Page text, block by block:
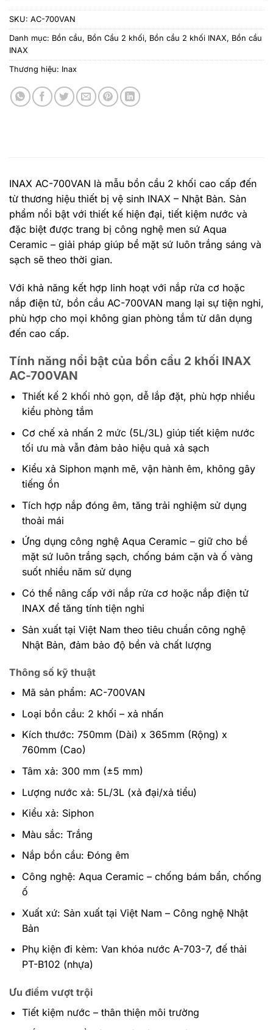
SKU: AC-700VAN
Danh mục: Bồn cầu, Bồn Cầu 2 khối, Bồn cầu 2 khối INAX, Bồn cầu
INAX
Thương hiệu: Inax
INAX AC-700VAN là mẫu bồn cầu 2 khối cao cấp đến
từ thương hiệu thiết bị vệ sinh INAX – Nhật Bản. Sản
phẩm nổi bật với thiết kế hiện đại, tiết kiệm nước và
đặc biệt được trang bị công nghệ men sứ Aqua
Ceramic – giải pháp giúp bề mặt sứ luôn trắng sáng và
sạch sẽ theo thời gian.
Với khả năng kết hợp linh hoạt với nắp rửa cơ hoặc
nắp điện tử, bồn cầu AC-700VAN mang lại sự tiện nghi,
phù hợp cho mọi không gian phòng tắm từ dân dụng
đến cao cấp.
Tính năng nổi bật của bồn cầu 2 khối INAX
AC-700VAN
Thiết kế 2 khối nhỏ gọn, dễ lắp đặt, phù hợp nhiều
kiểu phòng tắm
Cơ chế xả nhấn 2 mức (5L/3L) giúp tiết kiệm nước
tối ưu mà vẫn đảm bảo hiệu quả xả sạch
Kiểu xả Siphon mạnh mẽ, vận hành êm, không gây
tiếng ồn
Tích hợp nắp đóng êm, tăng trải nghiệm sử dụng
thoải mái
Ứng dụng công nghệ Aqua Ceramic – giữ cho bề
mặt sứ luôn trắng sạch, chống bám cặn và ố vàng
suốt nhiều năm sử dụng
Có thể nâng cấp với nắp rửa cơ hoặc nắp điện tử
INAX để tăng tính tiện nghi
Sản xuất tại Việt Nam theo tiêu chuẩn công nghệ
Nhật Bản, đảm bảo độ bền và chất lượng
Thông số kỹ thuật
Mã sản phẩm: AC-700VAN
Loại bồn cầu: 2 khối – xả nhấn
Kích thước: 750mm (Dài) x 365mm (Rộng) x
760mm (Cao)
Tâm xả: 300 mm (±5 mm)
Lượng nước xả: 5L/3L (xả đại/xả tiểu)
Kiểu xả: Siphon
Màu sắc: Trắng
Nắp bồn cầu: Đóng êm
Công nghệ: Aqua Ceramic – chống bám bẩn, chống
ố
Xuất xứ: Sản xuất tại Việt Nam – Công nghệ Nhật
Bản
Phụ kiện đi kèm: Van khóa nước A-703-7, đế thải
PT-B102 (nhựa)
Ưu điểm vượt trội
Tiết kiệm nước – thân thiện môi trường